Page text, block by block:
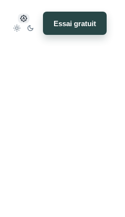
Essai gratuit